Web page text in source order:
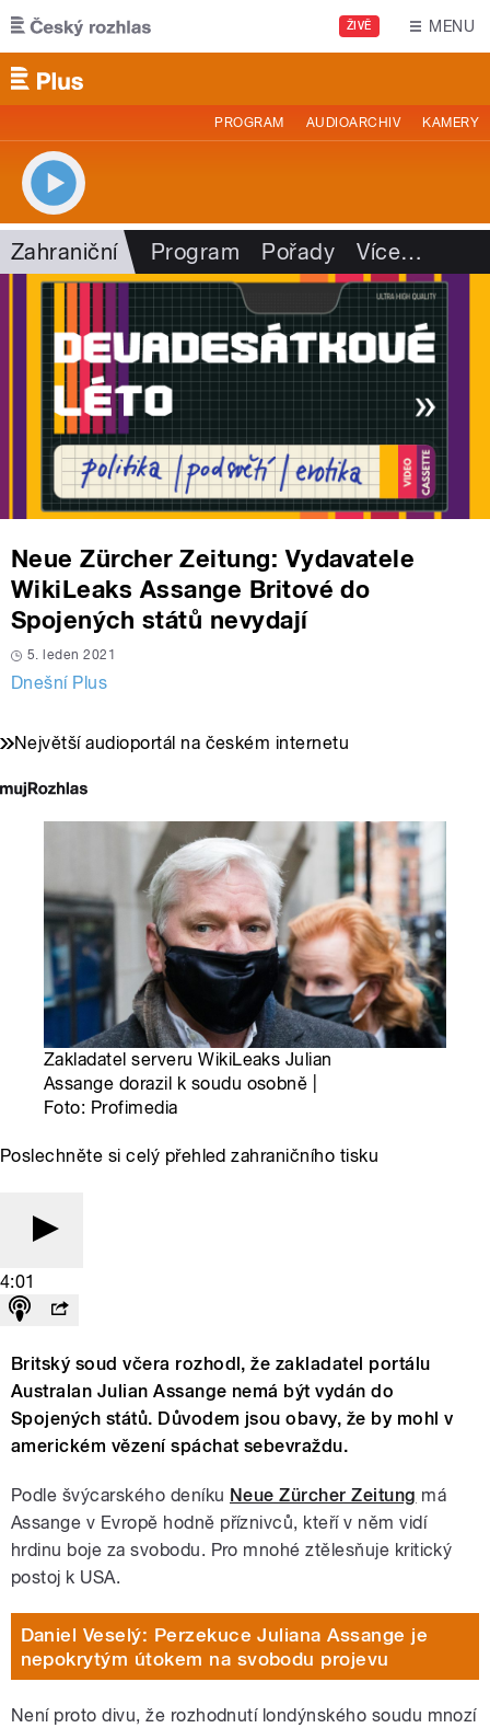
Přejít k hlavnímu obsahu
ŽIVĚ MENU
PROGRAM AUDIOARCHIV KAMERY
Zahraniční Program Pořady Více…
Neue Zürcher Zeitung: Vydavatele
WikiLeaks Assange Britové do
Spojených států nevydají
5. leden 2021
Dnešní Plus
Největší audioportál na českém internetu
Zakladatel serveru WikiLeaks Julian
Assange dorazil k soudu osobně |
Foto: Profimedia
Poslechněte si celý přehled zahraničního tisku
4:01
Britský soud včera rozhodl, že zakladatel portálu
Australan Julian Assange nemá být vydán do
Spojených států. Důvodem jsou obavy, že by mohl v
americkém vězení spáchat sebevraždu.
Podle švýcarského deníku Neue Zürcher Zeitung má
Assange v Evropě hodně příznivců, kteří v něm vidí
hrdinu boje za svobodu. Pro mnohé ztělesňuje kritický
postoj k USA.
Daniel Veselý: Perzekuce Juliana Assange je
nepokrytým útokem na svobodu projevu
Není proto divu, že rozhodnutí londýnského soudu mnozí